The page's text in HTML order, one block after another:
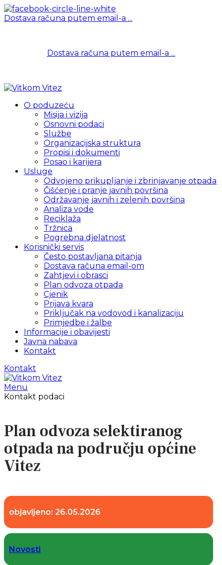
Dostava računa putem email-a ...
Dostava računa putem email-a ...
O poduzeću
Misija i vizija
Osnovni podaci
Službe
Organizacijska struktura
Propisi i dokumenti
Posao i karijera
Usluge
Odvojeno prikupljanje i zbrinjavanje otpada
Čišćenje i pranje javnih površina
Održavanje javnih i zelenih površina
Analiza vode
Reciklaža
Tržnica
Pogrebna djelatnost
Korisnički servis
Često postavljana pitanja
Dostava računa email-om
Zahtjevi i obrasci
Plan odvoza otpada
Cjenik
Prijava kvara
Priključak na vodovod i kanalizaciju
Primjedbe i žalbe
Informacije i obavijesti
Javna nabava
Kontakt
Kontakt
Menu
Kontakt podaci
Plan odvoza selektiranog
otpada na području općine
Vitez
objavljeno: 26.05.2026
Novosti